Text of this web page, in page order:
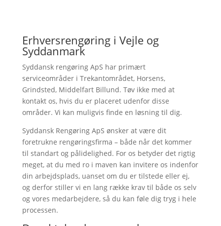
Erhversrengøring i Vejle og
Syddanmark
Syddansk rengøring ApS har primært
serviceområder i Trekantområdet, Horsens,
Grindsted, Middelfart Billund. Tøv ikke med at
kontakt os, hvis du er placeret udenfor disse
områder. Vi kan muligvis finde en løsning til dig.
Syddansk Rengøring ApS ønsker at være dit
foretrukne rengøringsfirma – både når det kommer
til standart og pålidelighed. For os betyder det rigtig
meget, at du med ro i maven kan invitere os indenfor
din arbejdsplads, uanset om du er tilstede eller ej,
og derfor stiller vi en lang række krav til både os selv
og vores medarbejdere, så du kan føle dig tryg i hele
processen.